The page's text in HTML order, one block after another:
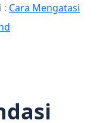
: Cara Mengatasi